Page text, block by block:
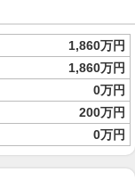
1,860万円
1,860万円
0万円
200万円
0万円